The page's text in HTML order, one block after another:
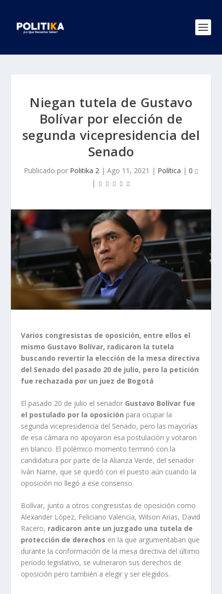
Niegan tutela de Gustavo
Bolívar por elección de
segunda vicepresidencia del
Senado
Publicado por Politika 2 | Ago 11, 2021 | Política | 0
|
Varios congresistas de oposición, entre ellos el
mismo Gustavo Bolívar, radicaron la tutela
buscando revertir la elección de la mesa directiva
del Senado del pasado 20 de julio, pero la petición
fue rechazada por un juez de Bogotá
El pasado 20 de julio el senador Gustavo Bolívar fue
el postulado por la oposición para ocupar la
segunda vicepresidencia del Senado, pero las mayorías
de esa cámara no apoyaron esa postulación y votaron
en blanco. El polémico momento terminó con la
candidatura por parte de la Alianza Verde, del senador
Iván Name, que se quedó con el puesto aún cuando la
oposición no llegó a ese consenso.
Bolívar, junto a otros congresistas de oposición como
Alexander López, Feliciano Valencia, Wilson Arias, David
Racero, radicaron ante un juzgado una tutela de
protección de derechos en la que argumentaban que
durante la conformación de la mesa directiva del último
periodo legislativo, se vulneraron sus derechos de
oposición pero también a elegir y ser elegidos.